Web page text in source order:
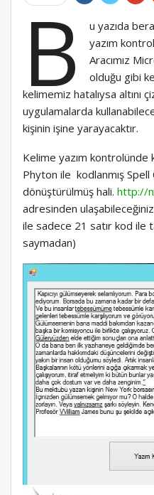
B
u yazıda
yazım
Aracımız
olduğu gibi
kelimemiz hatalıysa altını
uygulamalarda
kişinin işine yarayacaktır.
Kelime yazım kontrolünde
Phyton ile kodlanmış Spell
dönüştürülmüş hali. http://
adresinden
ile sadece 21 satır kod ile
saymadan)